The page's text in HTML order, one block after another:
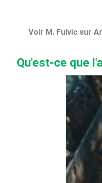
Voir M. Fulvic sur
Qu'est-ce que